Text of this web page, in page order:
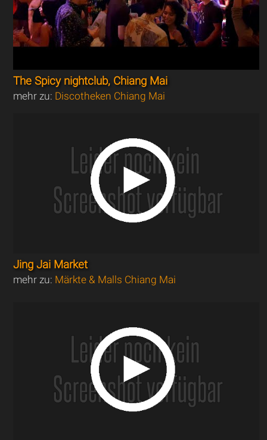
The Spicy nightclub, Chiang Mai
mehr zu: Discotheken Chiang Mai
Jing Jai Market
mehr zu: Märkte & Malls Chiang Mai